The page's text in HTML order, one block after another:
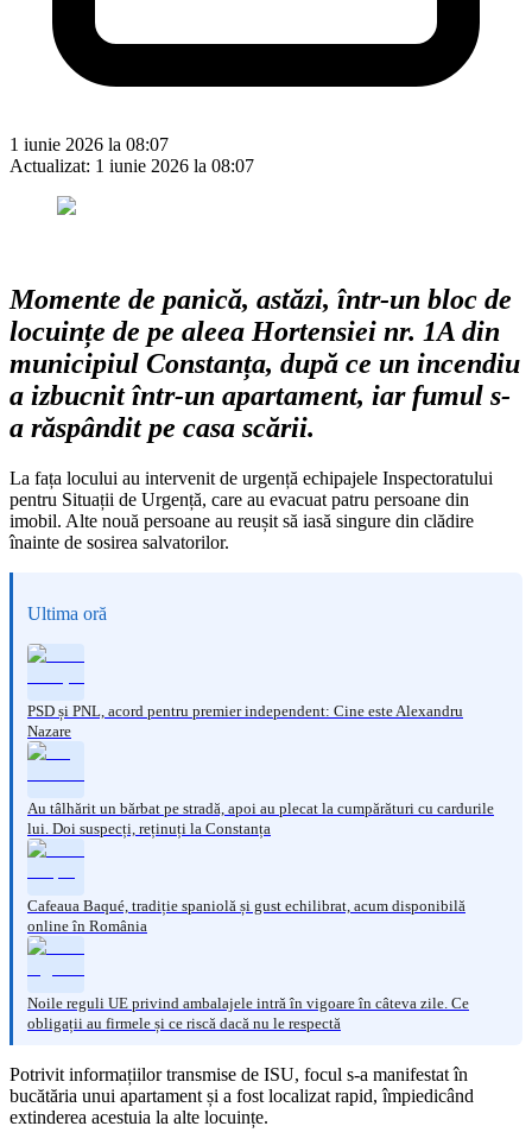
1 iunie 2026 la 08:07
Actualizat: 1 iunie 2026 la 08:07
Momente de panică, astăzi, într-un bloc de
locuințe de pe aleea Hortensiei nr. 1A din
municipiul Constanța, după ce un incendiu
a izbucnit într-un apartament, iar fumul s-
a răspândit pe casa scării.
La fața locului au intervenit de urgență echipajele Inspectoratului
pentru Situații de Urgență, care au evacuat patru persoane din
imobil. Alte nouă persoane au reușit să iasă singure din clădire
înainte de sosirea salvatorilor.
Ultima oră
PSD și PNL, acord pentru premier independent: Cine este Alexandru
Nazare
Au tâlhărit un bărbat pe stradă, apoi au plecat la cumpărături cu cardurile
lui. Doi suspecți, reținuți la Constanța
Cafeaua Baqué, tradiție spaniolă și gust echilibrat, acum disponibilă
online în România
Noile reguli UE privind ambalajele intră în vigoare în câteva zile. Ce
obligații au firmele și ce riscă dacă nu le respectă
Potrivit informațiilor transmise de ISU, focul s-a manifestat în
bucătăria unui apartament și a fost localizat rapid, împiedicând
extinderea acestuia la alte locuințe.